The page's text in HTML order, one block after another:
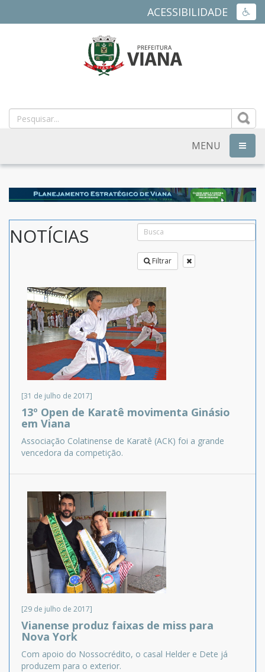
ACESSIBILIDADE
MUNICIPAL
DE
VIANA
ES
MENU
NOTÍCIAS
Filtrar
[31 de julho de 2017]
13º Open de Karatê movimenta Ginásio
em Viana
Associação Colatinense de Karatê (ACK) foi a grande
vencedora da competição.
[29 de julho de 2017]
Vianense produz faixas de miss para
Nova York
Com apoio do Nossocrédito, o casal Helder e Dete já
produzem para o exterior.